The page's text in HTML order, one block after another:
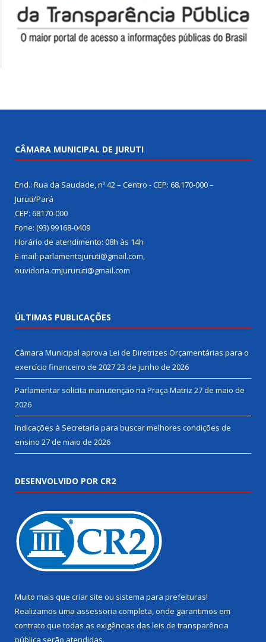
CÂMARA MUNICIPAL DE JURUTI
End.: Rua da Saudade, nº 42 – Centro - CEP: 68.170-000 –
Juruti/Pará
CEP: 68170-000
Fone: (93) 99168-0409
Horário de atendimento: 08h às 14h
E-mail: parlamentojuruti@gmail.com,
ouvidoria.cmjururuti@gmail.com
ÚLTIMAS PUBLICAÇÕES
Câmara Municipal aprova Lei de Diretrizes Orçamentárias para o
exercício financeiro de 202723 de junho de 2026
Parlamentar solicita manutenção na Praça Matriz 27 de maio de
2026
Indicações à Secretaria para buscar melhores condições de
ensino 27 de maio de 2026
DESENVOLVIDO POR CR2
Muito mais que criar site ou sistema para prefeituras!
Realizamos uma assessoria completa, onde garantimos em
contrato que todas as exigências das leis de transparência